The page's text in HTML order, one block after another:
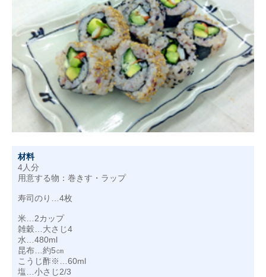
材料
4人分
用意する物：巻きす・ラップ
寿司のり…4枚
米…2カップ
雑穀…大さじ4
水…480ml
昆布…約5㎝
こうじ酢※…60ml
塩…小さじ2/3